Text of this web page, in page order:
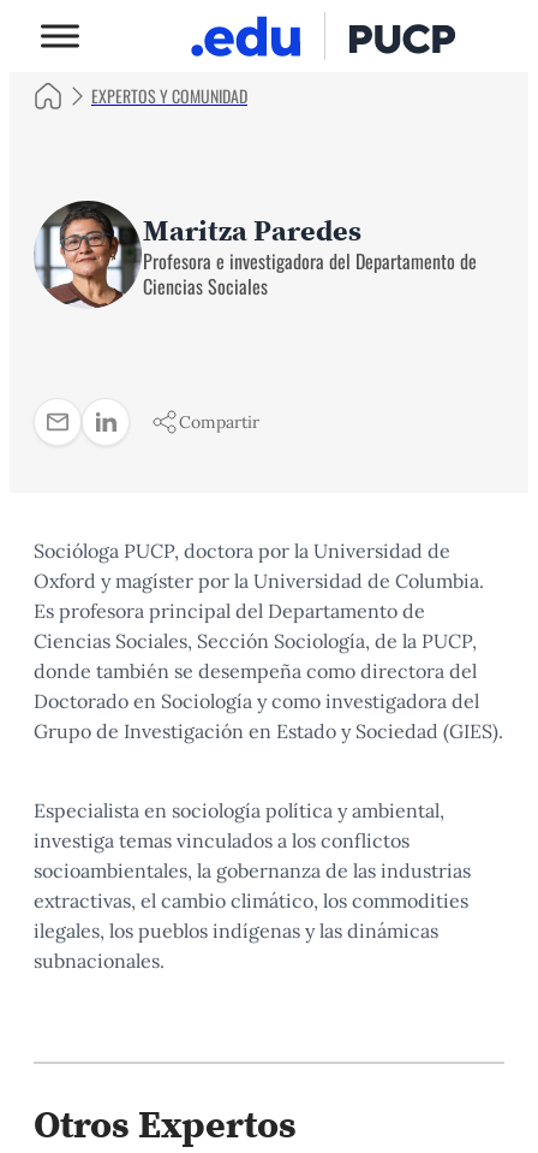
EXPERTOS Y COMUNIDAD
Maritza Paredes
Profesora e investigadora del Departamento de
Ciencias Sociales
Compartir
Socióloga PUCP, doctora por la Universidad de
Oxford y magíster por la Universidad de Columbia.
Es profesora principal del Departamento de
Ciencias Sociales, Sección Sociología, de la PUCP,
donde también se desempeña como directora del
Doctorado en Sociología y como investigadora del
Grupo de Investigación en Estado y Sociedad (GIES).
Especialista en sociología política y ambiental,
investiga temas vinculados a los conflictos
socioambientales, la gobernanza de las industrias
extractivas, el cambio climático, los commodities
ilegales, los pueblos indígenas y las dinámicas
subnacionales.
Otros Expertos